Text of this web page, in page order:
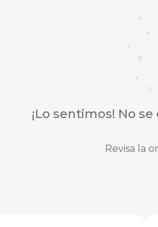
¡Lo sentimos! No
Revisa la